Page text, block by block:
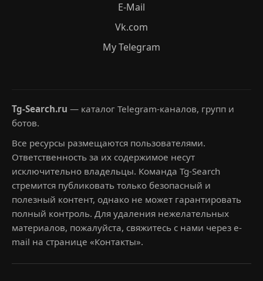
E-Mail
Vk.com
My Telegram
Tg-Search.ru — каталог Telegram-каналов, групп и
ботов.
Все ресурсы размещаются пользователями.
Ответственность за их содержимое несут
исключительно владельцы. Команда Tg-Search
стремится публиковать только безопасный и
полезный контент, однако не может гарантировать
полный контроль. Для удаления нежелательных
материалов, пожалуйста, свяжитесь с нами через e-
mail на странице «Контакты».